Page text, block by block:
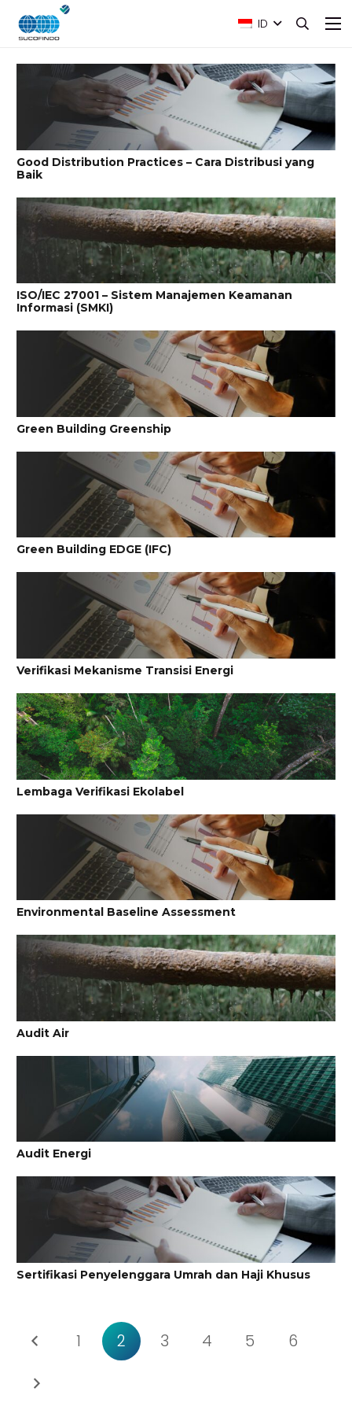
ID
Good Distribution Practices – Cara Distribusi yang
Baik
ISO/IEC 27001 – Sistem Manajemen Keamanan
Informasi (SMKI)
Green Building Greenship
Green Building EDGE (IFC)
Verifikasi Mekanisme Transisi Energi
Lembaga Verifikasi Ekolabel
Environmental Baseline Assessment
Audit Air
Audit Energi
Sertifikasi Penyelenggara Umrah dan Haji Khusus
1 2 3 4 5 6